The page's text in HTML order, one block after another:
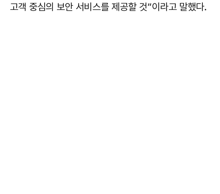
고객 중심의 보안 서비스를 제공할 것”이라고 말했다.